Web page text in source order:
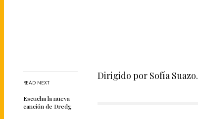
READ NEXT
Escucha la nueva
canción de Dredg
Dirigido por Sofía Suazo.